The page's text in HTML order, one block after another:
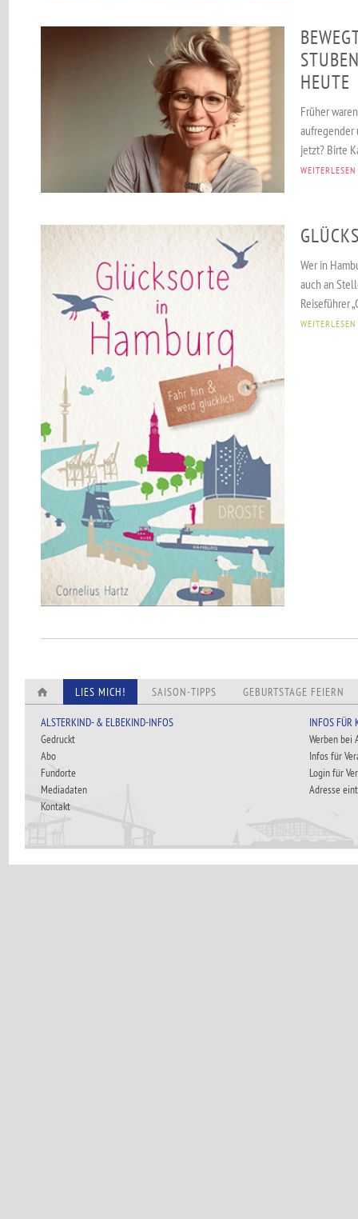
HEUTE
Früher
aufregender
jetzt? Birte
WEITERLESEN
Wer in
auch an
Reiseführer
WEITERLESEN
LIES MICH! SAISON-TIPPS GEBURTSTAGE FEIERN
ALSTERKIND- & ELBEKIND-INFOS
Gedruckt
Abo
Fundorte
Mediadaten
Kontakt
INFOS FÜR
Werben bei
Infos für
Login für
Adresse